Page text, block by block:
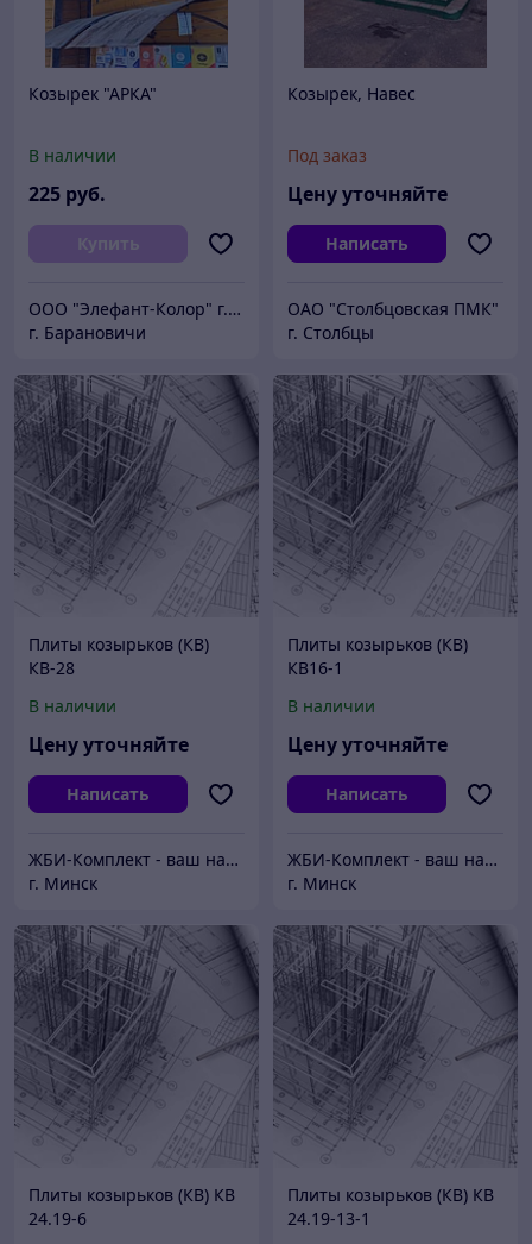
Козырек "АРКА"
В наличии
225 руб.
Купить
ООО "Элефант-Колор" г.Барановичи ул.Пролетарская 46
г. Барановичи
Козырек, Навес
Под заказ
Цену уточняйте
Написать
ОАО "Столбцовская ПМК"
г. Столбцы
Плиты козырьков (КВ)
КВ-28
В наличии
Цену уточняйте
Написать
ЖБИ-Комплект - ваш надежный поставщик железобетонных изделий
г. Минск
Плиты козырьков (КВ)
КВ16-1
В наличии
Цену уточняйте
Написать
ЖБИ-Комплект - ваш надежный поставщик железобетонных изделий
г. Минск
Плиты козырьков (КВ) КВ
24.19-6
Плиты козырьков (КВ) КВ
24.19-13-1